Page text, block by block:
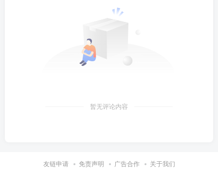
暂无评论内容
友链申请 免责声明 广告合作 关于我们